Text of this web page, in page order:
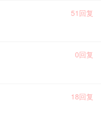
51回复
0回复
18回复